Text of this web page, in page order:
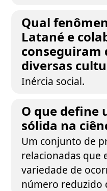
Qual
Latané e
conseguiram
diversas
Inércia social.
O que define
sólida na
Um conjunto de
relacionadas que
variedade de
número reduzido